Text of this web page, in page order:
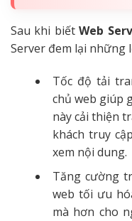
Sau khi biếtWeb
Server đem lại những
Tốc độ tải
chủ web giúp
này cải thiện
khách truy
xem nội dung.
Tăng cường
web tối ưu
mà hơn cho